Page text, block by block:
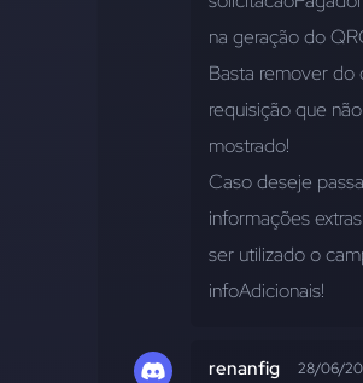
na geração do
Basta remover do
requisição que
mostrado!
Caso deseje
informações
ser utilizado o
infoAdicionais!
renanfig 28/06/